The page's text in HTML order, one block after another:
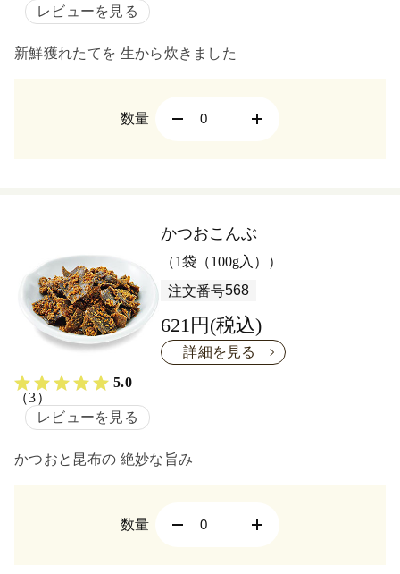
レビューを見る
新鮮獲れたてを 生から炊きました
数量
5.0
（3）
レビューを見る
かつおこんぶ
（1袋（100g入））
注文番号568
621円(税込)
詳細を見る
かつおと昆布の 絶妙な旨み
数量